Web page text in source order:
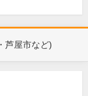
芦屋市など)